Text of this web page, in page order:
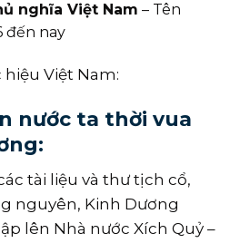
nghĩa Việt Nam – Tên
đến nay
Việt Nam:
nước ta thời vua
tài liệu và thư tịch cổ,
nguyên, Kinh Dương
lên Nhà nước Xích Quỷ –